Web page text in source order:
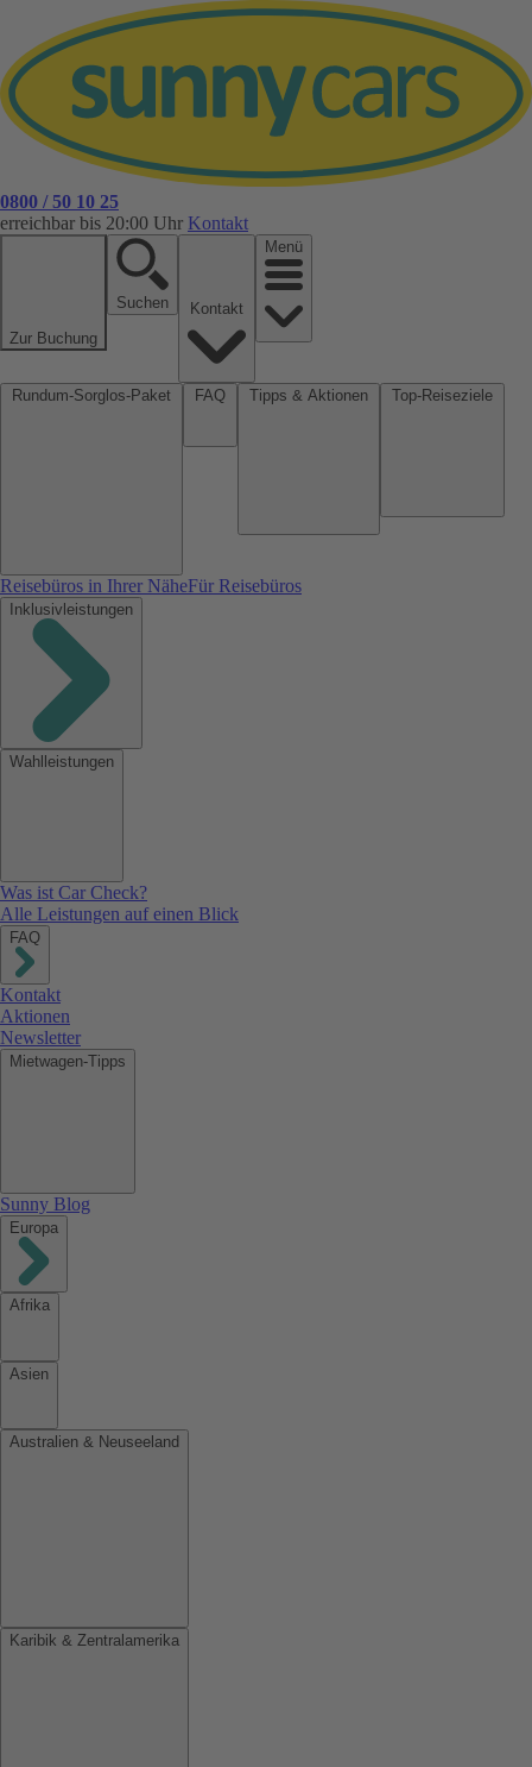
0800 / 50 10 25
erreichbar bis 20:00 Uhr Kontakt
Zur Buchung
Suchen
Menü
Reisebüros in Ihrer NäheFür Reisebüros
Inklusivleistungen
Wahlleistungen
Was ist Car Check?
Alle Leistungen auf einen Blick
FAQ
Kontakt
Aktionen
Newsletter
Mietwagen-Tipps
Sunny Blog
Europa
Afrika
Asien
Australien & Neuseeland
Karibik & Zentralamerika